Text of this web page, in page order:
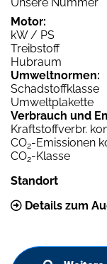
Motor:
kW / PS
Treibstoff
Hubraum
Umweltnormen:
Schadstoffklasse
Umweltplakette
Verbrauch und
Kraftstoffverbr.
CO2-Emissionen
CO2-Klasse
Standort
Details zum